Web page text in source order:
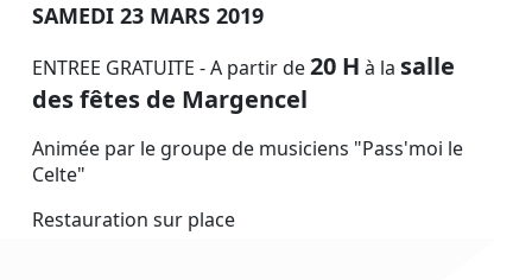
SAMEDI 23 MARS 2019
ENTREE GRATUITE - A partir de20 H à la salle
des fêtes de Margencel
Animée par le groupe de musiciens "Pass'moi le
Celte"
Restauration sur place